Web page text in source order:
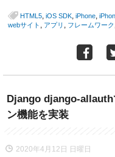
HTML5 iOS SDK iPhone
webサイト アプリ フレームワーク
Django django-allauth
ン機能を実装
2020年4月12日 日曜日